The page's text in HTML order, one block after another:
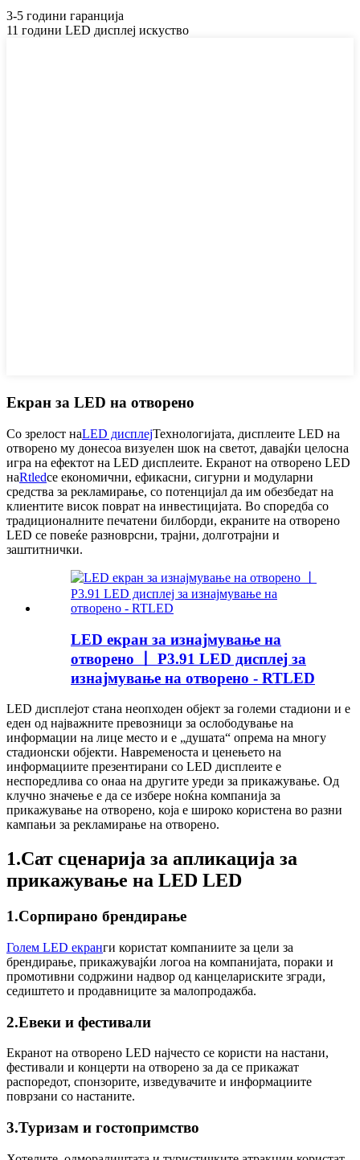
3-5 години гаранција
11 години LED дисплеј искуство
Екран за LED на отворено
Со зрелост наLED дисплејТехнологијата, дисплеите LED на
отворено му донесоа визуелен шок на светот, давајќи целосна
игра на ефектот на LED дисплеите. Екранот на отворено LED
наRtledсе економични, ефикасни, сигурни и модуларни
средства за рекламирање, со потенцијал да им обезбедат на
клиентите висок поврат на инвестицијата. Во споредба со
традиционалните печатени билборди, екраните на отворено
LED се повеќе разноврсни, трајни, долготрајни и
заштитнички.
LED екран за изнајмување на
отворено 丨 P3.91 LED дисплеј за
изнајмување на отворено - RTLED
LED дисплејот стана неопходен објект за големи стадиони и е
еден од најважните превозници за ослободување на
информации на лице место и е „душата“ опрема на многу
стадионски објекти. Навременоста и ценењето на
информациите презентирани со LED дисплеите е
неспоредлива со онаа на другите уреди за прикажување. Од
клучно значење е да се избере ноќна компанија за
прикажување на отворено, која е широко користена во разни
кампањи за рекламирање на отворено.
1.Сат сценарија за апликација за
прикажување на LED LED
1.Сорпирано брендирање
Голем LED екранги користат компаниите за цели за
брендирање, прикажувајќи логоа на компанијата, пораки и
промотивни содржини надвор од канцелариските згради,
седиштето и продавниците за малопродажба.
2.Евеки и фестивали
Екранот на отворено LED најчесто се користи на настани,
фестивали и концерти на отворено за да се прикажат
распоредот, спонзорите, изведувачите и информациите
поврзани со настаните.
3.Туризам и гостопримство